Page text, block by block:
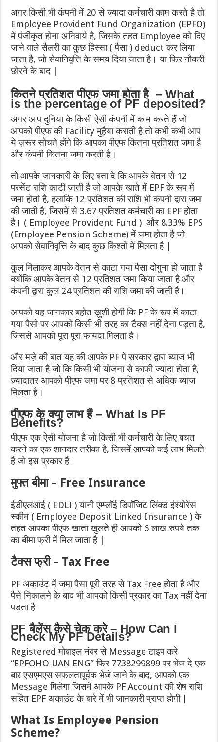
अगर किसी भी कंपनी में 20 से ज्यादा कर्मचारी काम करते है तो
Employee Provident Fund Organization (EPFO)
में पंजीकृत होना अनिवार्य है, जिसके तहत Employee को दिए
जाने वाले सैलरी का कुछ हिस्सा ( पैसा ) deduct कर लिया
जाता है, जो सेवानिवृत्ति के समय दिया जाता है। या फिर नौकरी
छोरने के बाद |
कितने प्रतिशत पीएफ जमा होता है – What
is the percentage of PF deposited?
अगर आप दुनिया के किसी ऐसी कंपनी में काम करते हैं जो
आपको पीएफ की Facility मुहैया कराती है तो कभी कभी आप
ये ज़रूर सोचते होंगे कि आपका पीएफ कितना प्रतिशत जमा है
और कंपनी कितना जमा करती है।
तो आपके जानकारी के लिए बता दे कि आपके वेतन से 12
परसेंट राशि काटी जाती है जो आपके खाते में EPF के रूप में
जमा होती है, हलाकि 12 प्रतिशत की राशि भी कंपनी द्वारा जमा
की जाती है, जिसमें से 3.67 प्रतिशत कर्मचारी का EPF होता
है। ( Employee Provident Fund ) और 8.33% EPS
(Employee Pension Scheme) में जमा होता है जो
आपको सेवानिवृत्ति के बाद कुछ किश्तों में मिलता है |
कुल मिलाकर आपके वेतन से काटा गया पैसा दोगुना हो जाता है
क्योंकि आपके वेतन से 12 प्रतिशत जमा किया जाता है और
कंपनी द्वारा कुल 24 प्रतिशत की राशि जमा की जाती है।
आपको यह जानकार बहोत ख़ुशी होगी कि PF के रूप में काटा
गया पैसो पर आपको किसी भी तरह का टैक्स नहीं देना पड़ता है,
जिससे आपको पूरा पूरा फायदा मिलता है।
और मज़े की बात यह की आपके PF पे सरकार द्वारा ब्याज भी
दिया जाता है जो कि किसी भी योजना से काफी ज्यादा होता है,
ज़्यादातर आपको पीएफ जमा पर 8 प्रतिशत से अधिक ब्याज
मिलता है।
पीएफ के क्या लाभ हैं – What Is PF
Benefits?
पीएफ एक ऐसी योजना है जो किसी भी कर्मचारी के लिए बचत
करने का एक शानदार तरीका है, जिसमें आपको कई लाभ मिलते
हैं जो इस प्रकार हैं।
मुफ्त बीमा – Free Insurance
ईडीएलआई ( EDLI ) यानी एम्प्लॉई डिपॉजिट लिंक्ड इंश्योरेंस
स्कीम ( Employee Deposit Linked Insurance ) के
तहत आपका पीएफ खाता खुलते ही आपको 6 लाख रुपये तक
का बीमा फ्री में मिल जाता है |
टैक्स फ्री – Tax Free
PF अकाउंट में जमा पैसा पूरी तरह से Tax Free होता है और
पैसे निकालने के बाद भी आपको किसी प्रकार का Tax नहीं देना
पड़ता है.
PF बैलेंस कैसे चेक करे – How Can I
Check My PF Details?
Registered मोबाइल नंबर से Message टाइप करे
“EPFOHO UAN ENG” फिर 7738299899 पर भेज दे एक
बार एसएमएस सफलतापूर्वक भेजे जाने के बाद, आपको एक
Message मिलेगा जिसमें आपके PF Account की शेष राशि
सहित EPF अकाउंट के बारे में भी जानकारी प्राप्त होगी |
What Is Employee Pension
Scheme?